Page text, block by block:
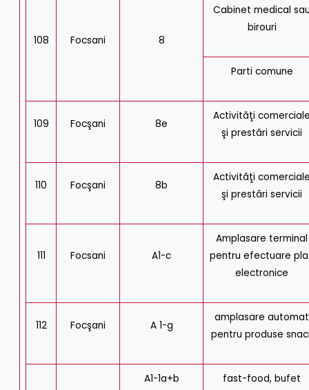
108 Focsani 8
Cabinet medical
birouri
Parti comune
109 Focşani 8e
Activităţi
şi prestări servicii
110 Focşani 8b
Activităţi
şi prestări servicii
111 Focsani A1-c
Amplasare terminal
pentru efectuare
electronice
112 Focşani A 1-g
amplasare automat
pentru produse
A1-1a+b fast-food, bufet